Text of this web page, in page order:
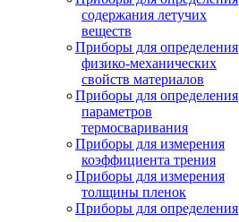
содержания летучих
веществ
Приборы для определения
физико-механических
свойств материалов
Приборы для определения
параметров
термосваривания
Приборы для измерения
коэффициента трения
Приборы для измерения
толщины пленок
Приборы для определения